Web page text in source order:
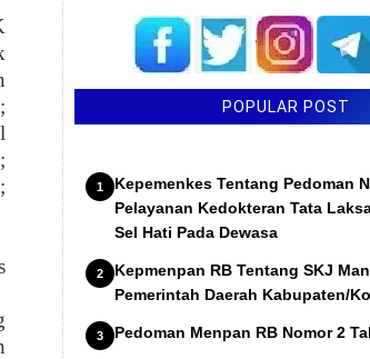
POPULAR POST
Kepemenkes Tentang Pedoman
Pelayanan Kedokteran Tata
Sel Hati Pada Dewasa
Kepmenpan RB Tentang SKJ
Pemerintah Daerah Kabupaten/
Pedoman Menpan RB Nomor 2